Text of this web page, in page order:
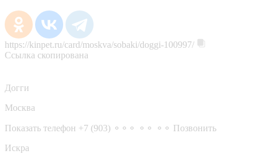
https://kinpet.ru/card/moskva/sobaki/doggi-100997/
Ссылка скопирована
Догги
Москва
Показать телефон +7 (903) ⚬⚬⚬ ⚬⚬ ⚬⚬ Позвонить
Искра